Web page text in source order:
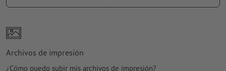
Archivos de impresión
¿Cómo puedo subir mis archivos de impresión?